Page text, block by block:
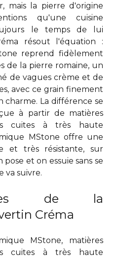
mais la pierre d'origine
qu'une cuisine
le temps de lui
résout l'équation :
reprend fidèlement
de la pierre romaine, un
de vagues crème et de
avec ce grain finement
La différence se
à partir de matières
cuites à très haute
MStone offre une
et très résistante, sur
et on essuie sans se
va suivre.
de la
Créma
MStone, matières
cuites à très haute